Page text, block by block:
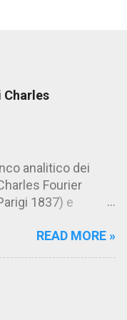
analitico dei
Fourier
1837) e
una raccolta di
colui che ritiene
per averlo
READ MORE »